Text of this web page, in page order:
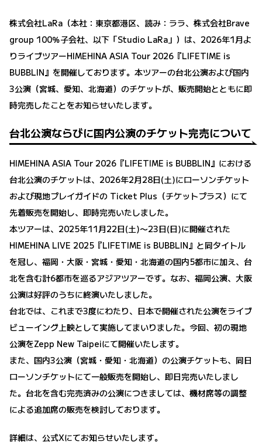
株式会社LaRa（本社：東京都港区、読み：ララ、株式会社Brave
group 100％子会社、以下「Studio LaRa」）は、2026年1月よ
りライブツアーHIMEHINA ASIA Tour 2026『LIFETIME is
BUBBLIN』を開催しております。本ツアーの台北公演および国内
3公演（宮城、愛知、北海道）のチケットが、販売開始とともに即
時完売したことをお知らせいたします。
台北公演ならびに国内公演のチケット完売について
HIMEHINA ASIA Tour 2026『LIFETIME is BUBBLIN』における
台北公演のチケットは、2026年2月28日(土)にローソンチケット
および現地プレイガイドの Ticket Plus（チケットプラス）にて
先着販売を開始し、即時完売いたしました。
本ツアーは、2025年11月22日(土)〜23日(日)に開催された
HIMEHINA LIVE 2025『LIFETIME is BUBBLIN』と同タイトル
を冠し、福岡・大阪・宮城・愛知・北海道の国内5都市に加え、台
北を含む計6都市を巡るアジアツアーです。なお、福岡公演、大阪
公演は好評のうちに終演いたしました。
台北では、これまで3度にわたり、日本で開催された公演をライブ
ビューイング上映として実施してまいりました。今回、初の現地
公演をZepp New Taipeiにて開催いたします。
また、国内3公演（宮城・愛知・北海道）の公演チケットも、同日
ローソンチケットにて一般販売を開始し、即日完売いたしまし
た。台北を含む完売済みの公演につきましては、機材席等の調整
による追加席の販売を検討しております。
詳細は、公式Xにてお知らせいたします。